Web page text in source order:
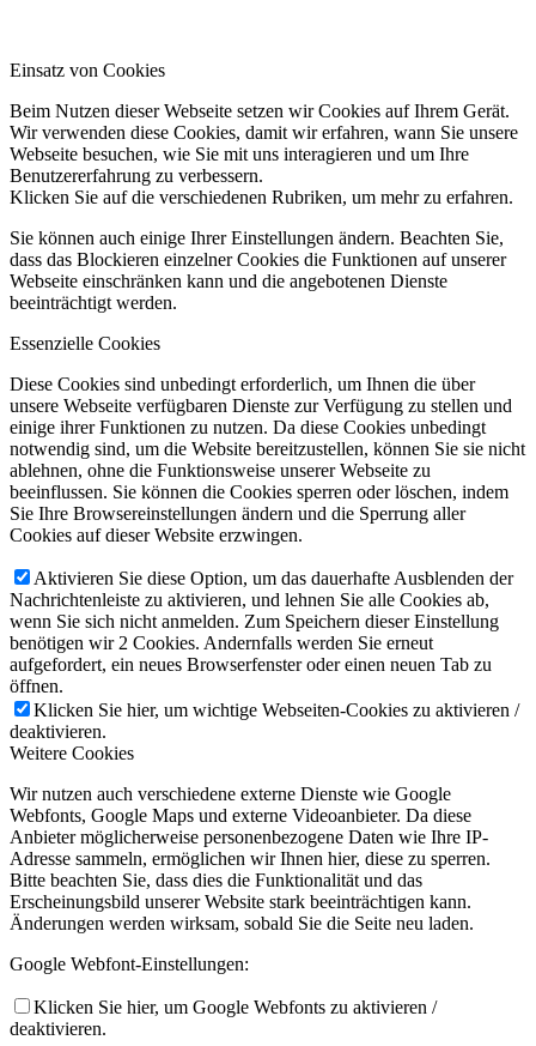
Einsatz von Cookies
Beim Nutzen dieser Webseite setzen wir Cookies auf Ihrem Gerät.
Wir verwenden diese Cookies, damit wir erfahren, wann Sie unsere
Webseite besuchen, wie Sie mit uns interagieren und um Ihre
Benutzererfahrung zu verbessern.
Klicken Sie auf die verschiedenen Rubriken, um mehr zu erfahren.
Sie können auch einige Ihrer Einstellungen ändern. Beachten Sie,
dass das Blockieren einzelner Cookies die Funktionen auf unserer
Webseite einschränken kann und die angebotenen Dienste
beeinträchtigt werden.
Essenzielle Cookies
Diese Cookies sind unbedingt erforderlich, um Ihnen die über
unsere Webseite verfügbaren Dienste zur Verfügung zu stellen und
einige ihrer Funktionen zu nutzen. Da diese Cookies unbedingt
notwendig sind, um die Website bereitzustellen, können Sie sie nicht
ablehnen, ohne die Funktionsweise unserer Webseite zu
beeinflussen. Sie können die Cookies sperren oder löschen, indem
Sie Ihre Browsereinstellungen ändern und die Sperrung aller
Cookies auf dieser Website erzwingen.
Aktivieren Sie diese Option, um das dauerhafte Ausblenden der
Nachrichtenleiste zu aktivieren, und lehnen Sie alle Cookies ab,
wenn Sie sich nicht anmelden. Zum Speichern dieser Einstellung
benötigen wir 2 Cookies. Andernfalls werden Sie erneut
aufgefordert, ein neues Browserfenster oder einen neuen Tab zu
öffnen.
Klicken Sie hier, um wichtige Webseiten-Cookies zu aktivieren /
deaktivieren.
Weitere Cookies
Wir nutzen auch verschiedene externe Dienste wie Google
Webfonts, Google Maps und externe Videoanbieter. Da diese
Anbieter möglicherweise personenbezogene Daten wie Ihre IP-
Adresse sammeln, ermöglichen wir Ihnen hier, diese zu sperren.
Bitte beachten Sie, dass dies die Funktionalität und das
Erscheinungsbild unserer Website stark beeinträchtigen kann.
Änderungen werden wirksam, sobald Sie die Seite neu laden.
Google Webfont-Einstellungen:
Klicken Sie hier, um Google Webfonts zu aktivieren /
deaktivieren.